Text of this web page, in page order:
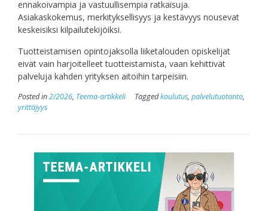
ennakoivampia ja vastuullisempia ratkaisuja.
Asiakaskokemus, merkityksellisyys ja kestävyys nousevat
keskeisiksi kilpailutekijöiksi.
Tuotteistamisen opintojaksolla liiketalouden opiskelijat
eivät vain harjoitelleet tuotteistamista, vaan kehittivät
palveluja kahden yrityksen aitoihin tarpeisiin.
Posted in2/2026, Teema-artikkeli Taggedkoulutus, palvelutuotanto,
yrittäjyys